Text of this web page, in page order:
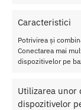
Caracteristici
Potrivirea și
Conectarea mai
dispozitivelor pe
Utilizarea unor
dispozitivelor
Cum cumpăr
Livrare discretă
Modalități de